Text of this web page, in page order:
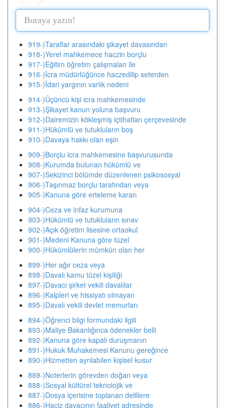
919-)Taraflar arasındaki şikayet davasından
918-)Yerel mahkemece haczin borçlu
917-)Eğitim öğretim çalışmaları ile
916-)İcra müdürlüğünce haczedilip seferden
915-)İdari yargının varlık nedeni
914-)Üçüncü kişi icra mahkemesinde
913-)Şikayet kanun yoluna başvuru
912-)Dairemizin kökleşmiş içtihatları çerçevesinde
911-)Hükümlü ve tutukluların boş
910-)Davaya hakkı olan eşin
909-)Borçlu icra mahkemesine başvurusunda
908-)Kurumda bulunan hükümlü ve
907-)Sekizinci bölümde düzenlenen psikososyal
906-)Taşınmaz borçlu tarafından veya
905-)Kanuna göre erteleme kararı
904-)Ceza ve infaz kurumuna
903-)Hükümlü ve tutukluların sınav
902-)Açık öğretim lisesine ortaokul
901-)Medeni Kanuna göre tüzel
900-)Hükümlülerin mümkün olan her
899-)Her ağır ceza veya
898-)Davalı kamu tüzel kişiliği
897-)Davacı şirket vekili davalılar
896-)Kalpleri ve hissiyatı olmayan
895-)Davalı vekili devlet memurları
894-)Öğrenci bilgi formundaki ilgili
893-)Maliye Bakanlığınca ödenekler belli
892-)Kanuna göre kapalı duruşmanın
891-)Hukuk Muhakemesi Kanunu gereğince
890-)Hizmetten ayrılabilen kişisel kusur
889-)Noterlerin görevden doğan veya
888-)Sosyal kültürel teknolojik ve
887-)Dosya içerisine toplanan delillere
886-)Haciz davacının faaliyet adresinde